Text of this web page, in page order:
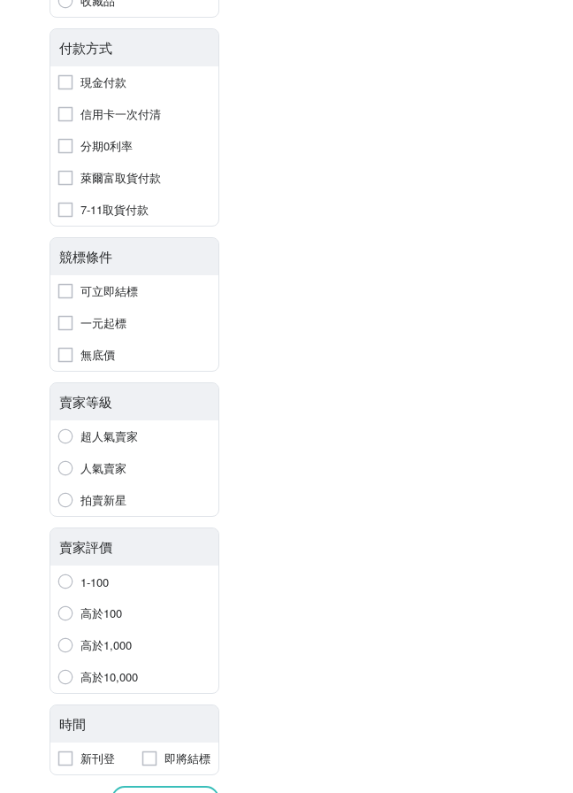
付款方式
現金付款
信用卡一次付清
分期0利率
萊爾富取貨付款
7-11取貨付款
競標條件
可立即結標
一元起標
無底價
賣家等級
超人氣賣家
人氣賣家
拍賣新星
賣家評價
1-100
高於100
高於1,000
高於10,000
時間
新刊登 即將結標